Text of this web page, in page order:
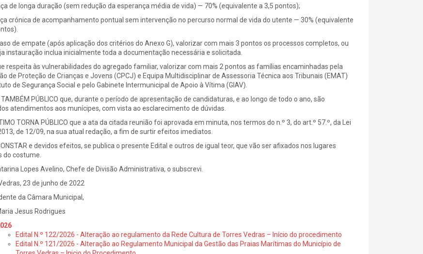
de longa duração (sem redução da esperança média de vida) — 70% (equivalente a 3,5 pontos);
crónica de acompanhamento pontual sem intervenção no percurso normal de vida do utente — 30% (equivalente
de empate (após aplicação dos critérios do Anexo G), valorizar com mais 3 pontos os processos completos, ou
instauração inclua inicialmente toda a documentação necessária e solicitada.
respeita às vulnerabilidades do agregado familiar, valorizar com mais 2 pontos as famílias encaminhadas pela
de Proteção de Crianças e Jovens (CPCJ) e Equipa Multidisciplinar de Assessoria Técnica aos Tribunais (EMAT)
de Segurança Social e pelo Gabinete Intermunicipal de Apoio à Vítima (GIAV).
TAMBÉM PÚBLICO que, durante o período de apresentação de candidaturas, e ao longo de todo o ano, são
atendimentos aos munícipes, com vista ao esclarecimento de dúvidas.
TORNA PÚBLICO que a ata da citada reunião foi aprovada em minuta, nos termos do n.º 3, do art.º 57.º, da Lei
de 12/09, na sua atual redação, a fim de surtir efeitos imediatos.
e devidos efeitos, se publica o presente Edital e outros de igual teor, que vão ser afixados nos lugares
do costume.
Lopes Avelino, Chefe de Divisão Administrativa, o subscrevi.
23 de junho de 2022
da Câmara Municipal,
Jesus Rodrigues
Edital N.º 122/2026 - Alteração ao regulamento da Rede Cultura de Torres Vedras – Início do procedimento
Edital N.º 121/2026 - Alteração ao Regulamento Municipal da Gestão das Praias Marítimas do Município de